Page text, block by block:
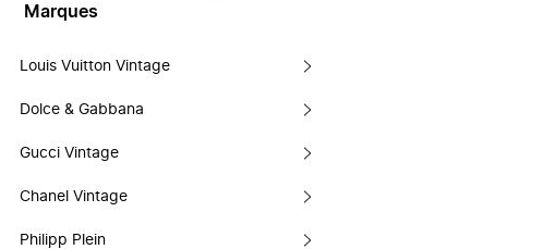
Marques
Louis Vuitton Vintage
Dolce & Gabbana
Gucci Vintage
Chanel Vintage
Philipp Plein